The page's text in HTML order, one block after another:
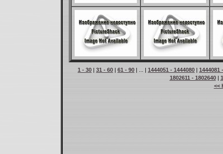
1 - 30 | 31 - 60 | 61 - 90 | ... | 1444051 - 1444080 | 1444081
1802611 - 1802640|
<<